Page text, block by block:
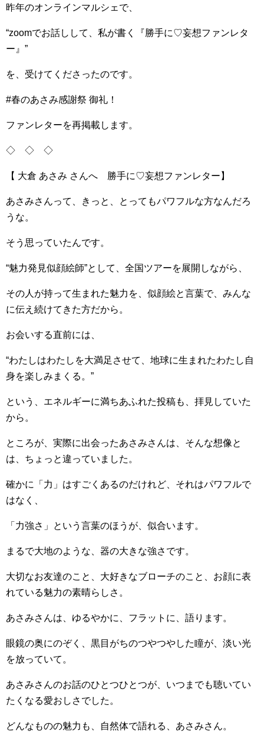
昨年のオンラインマルシェで、
“zoomでお話しして、私が書く『勝手に♡妄想ファンレタ
ー』”
を、受けてくださったのです。
#春のあさみ感謝祭 御礼！
ファンレターを再掲載します。
◇ ◇ ◇
【 大倉 あさみ さんへ 勝手に♡妄想ファンレター】
あさみさんって、きっと、とってもパワフルな方なんだろ
うな。
そう思っていたんです。
“魅力発見似顔絵師”として、全国ツアーを展開しながら、
その人が持って生まれた魅力を、似顔絵と言葉で、みんな
に伝え続けてきた方だから。
お会いする直前には、
“わたしはわたしを大満足させて、地球に生まれたわたし自
身を楽しみまくる。”
という、エネルギーに満ちあふれた投稿も、拝見していた
から。
ところが、実際に出会ったあさみさんは、そんな想像と
は、ちょっと違っていました。
確かに「力」はすごくあるのだけれど、それはパワフルで
はなく、
「力強さ」という言葉のほうが、似合います。
まるで大地のような、器の大きな強さです。
大切なお友達のこと、大好きなブローチのこと、お顔に表
れている魅力の素晴らしさ。
あさみさんは、ゆるやかに、フラットに、語ります。
眼鏡の奥にのぞく、黒目がちのつやつやした瞳が、淡い光
を放っていて。
あさみさんのお話のひとつひとつが、いつまでも聴いてい
たくなる愛おしさでした。
どんなものの魅力も、自然体で語れる、あさみさん。